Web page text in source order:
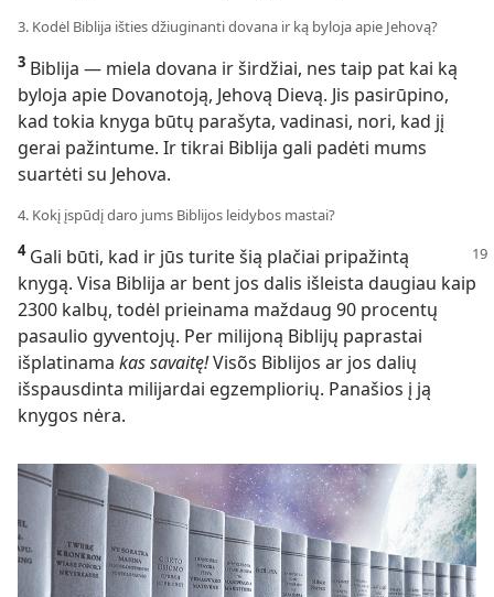
3. Kodėl Biblija išties džiuginanti dovana ir ką byloja apie Jehovą?
3 Biblija — miela dovana ir širdžiai, nes taip pat kai ką
byloja apie Dovanotoją, Jehovą Dievą. Jis pasirūpino,
kad tokia knyga būtų parašyta, vadinasi, nori, kad jį
gerai pažintume. Ir tikrai Biblija gali padėti mums
suartėti su Jehova.
4. Kokį įspūdį daro jums Biblijos leidybos mastai?
4Gali būti, kad ir jūs turite šią plačiai pripažintą
knygą. Visa Biblija ar bent jos dalis išleista daugiau kaip
2300 kalbų, todėl prieinama maždaug 90 procentų
pasaulio gyventojų. Per milijoną Biblijų paprastai
išplatinama kas savaitę!Visõs Biblijos ar jos dalių
išspausdinta milijardai egzempliorių. Panašios į ją
knygos nėra.